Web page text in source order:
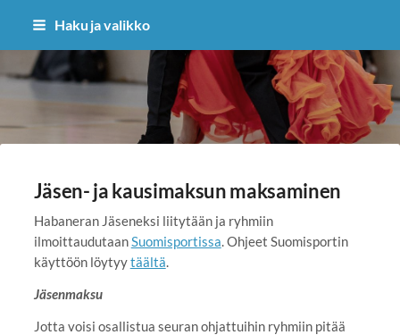
Siirry
sisältöön
Haku ja valikko
Habanera ry
Jäsen- ja kausimaksun maksaminen
Habaneran Jäseneksi liitytään ja ryhmiin
ilmoittaudutaanSuomisportissa. Ohjeet Suomisportin
käyttöön löytyytäältä.
Jäsenmaksu
Jotta voisi osallistua seuran ohjattuihin ryhmiin pitää